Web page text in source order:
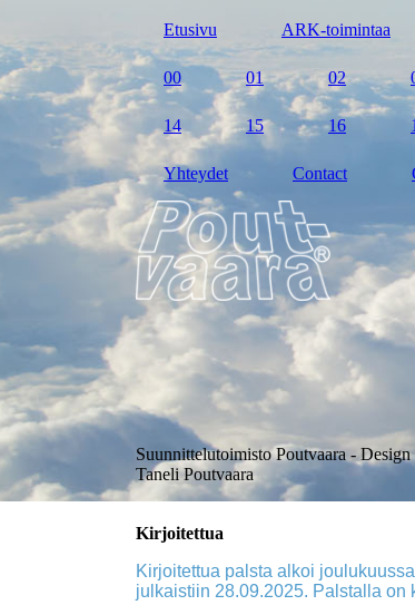
Etusivu ARK-toimintaa
00 01 02
14 15 16
Yhteydet Contact
Suunnittelutoimisto Poutvaara - Design
Taneli Poutvaara
Kirjoitettua
Kirjoitettua palsta alkoi
julkaistiin 28.09.2025. Palstalla on